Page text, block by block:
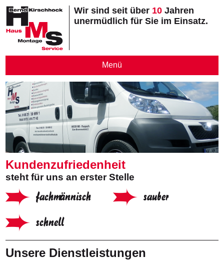
Wir sind seit über 10Jahren
unermüdlich für Sie im Einsatz.
Menü
Kundenzufriedenheit
steht für uns an erster Stelle
fachmännisch
sauber
schnell
Unsere Dienstleistungen